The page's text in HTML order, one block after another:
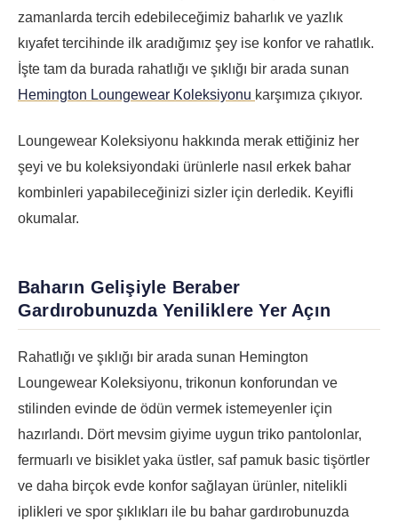
zamanlarda tercih edebileceğimiz baharlık ve yazlık
kıyafet tercihinde ilk aradığımız şey ise konfor ve rahatlık.
İşte tam da burada rahatlığı ve şıklığı bir arada sunan
Hemington Loungewear Koleksiyonu karşımıza çıkıyor.
Loungewear Koleksiyonu hakkında merak ettiğiniz her
şeyi ve bu koleksiyondaki ürünlerle nasıl erkek bahar
kombinleri yapabileceğinizi sizler için derledik. Keyifli
okumalar.
Baharın Gelişiyle Beraber
Gardırobunuzda Yeniliklere Yer Açın
Rahatlığı ve şıklığı bir arada sunan Hemington
Loungewear Koleksiyonu, trikonun konforundan ve
stilinden evinde de ödün vermek istemeyenler için
hazırlandı. Dört mevsim giyime uygun triko pantolonlar,
fermuarlı ve bisiklet yaka üstler, saf pamuk basic tişörtler
ve daha birçok evde konfor sağlayan ürünler, nitelikli
iplikleri ve spor şıklıkları ile bu bahar gardırobunuzda